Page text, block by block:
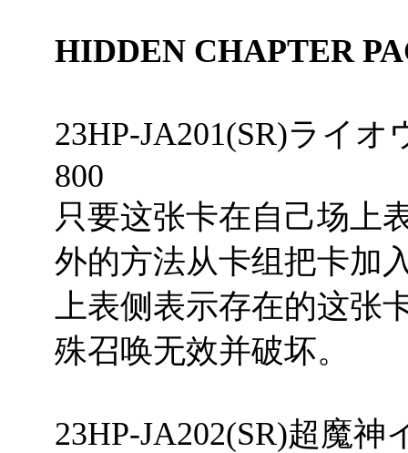
HIDDEN CHAPTER
23HP-JA201(SR)ライ
800
只要这张卡在自己场上
外的方法从卡组把卡加
上表侧表示存在的这张
殊召唤无效并破坏。
23HP-JA202(SR)超魔